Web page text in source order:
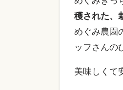
穫された、
めぐみ農園
ッフさんの
美味しくて